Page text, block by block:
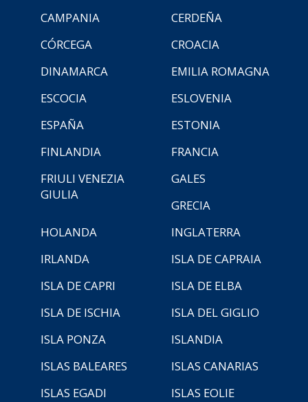
CAMPANIA
CERDEÑA
CÓRCEGA
CROACIA
DINAMARCA
EMILIA ROMAGNA
ESCOCIA
ESLOVENIA
ESPAÑA
ESTONIA
FINLANDIA
FRANCIA
FRIULI VENEZIA
GIULIA
GALES
GRECIA
HOLANDA
INGLATERRA
IRLANDA
ISLA DE CAPRAIA
ISLA DE CAPRI
ISLA DE ELBA
ISLA DE ISCHIA
ISLA DEL GIGLIO
ISLA PONZA
ISLANDIA
ISLAS BALEARES
ISLAS CANARIAS
ISLAS EGADI
ISLAS EOLIE